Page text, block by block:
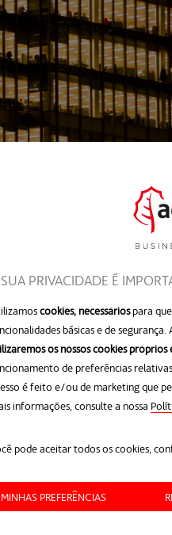
PRIVACIDADE É
cookies, necessáriospara
básicas e de
os nossos cookies próprios
de preferências
é feito e/ou de marketing que
informações, consulte a nossa
pode aceitar todos os cookies,
PREFERÊNCIAS